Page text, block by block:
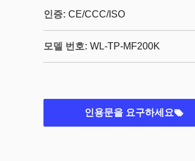
인증: CE/CCC/ISO
모델 번호: WL-TP-MF200K
인용문을 요구하세요